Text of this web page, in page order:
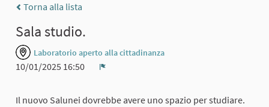
Torna alla lista
Sala studio.
Laboratorio aperto alla cittadinanza
10/01/2025 16:50
Il nuovo Salunei dovrebbe avere uno spazio per studiare.